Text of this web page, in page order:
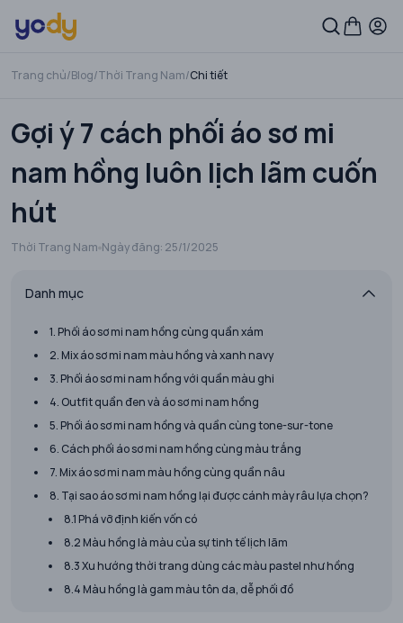
Trang chủ/Blog/Thời Trang Nam/Chi tiết
Gợi ý 7 cách phối áo sơ mi
nam hồng luôn lịch lãm cuốn
hút
Thời Trang Nam Ngày đăng: 25/1/2025
Danh mục
1. Phối áo sơ mi nam hồng cùng quần xám
2. Mix áo sơ mi nam màu hồng và xanh navy
3. Phối áo sơ mi nam hồng với quần màu ghi
4. Outfit quần đen và áo sơ mi nam hồng
5. Phối áo sơ mi nam hồng và quần cùng tone-sur-tone
6. Cách phối áo sơ mi nam hồng cùng màu trắng
7. Mix áo sơ mi nam màu hồng cùng quần nâu
8. Tại sao áo sơ mi nam hồng lại được cánh mày râu lựa chọn?
8.1 Phá vỡ định kiến vốn có
8.2 Màu hồng là màu của sự tinh tế lịch lãm
8.3 Xu hướng thời trang dùng các màu pastel như hồng
8.4 Màu hồng là gam màu tôn da, dễ phối đồ